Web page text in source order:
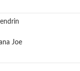
Joe